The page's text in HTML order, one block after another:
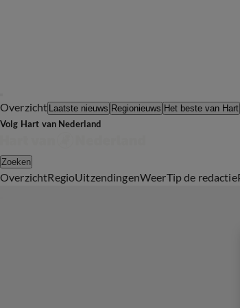
Overzicht Laatste nieuws Regionieuws Het beste van Hart
Volg Hart van Nederland
Zoeken
OverzichtRegioUitzendingenWeerTip de redactie